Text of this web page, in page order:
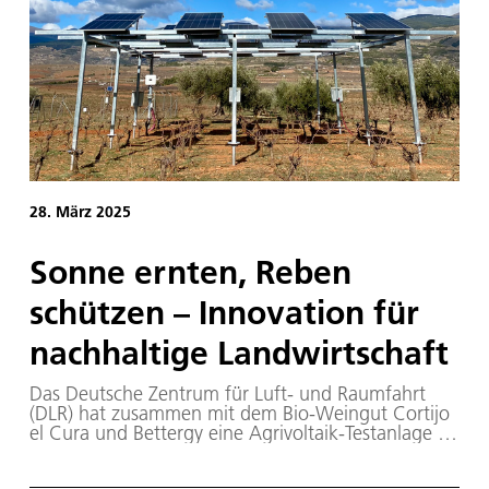
28. März 2025
Sonne ernten, Reben
schützen – Innovation für
nachhaltige Landwirtschaft
Das Deutsche Zentrum für Luft- und Raumfahrt
(DLR) hat zusammen mit dem Bio-Weingut Cortijo
el Cura und Bettergy eine Agrivoltaik-Testanlage in
einem biologischen Weinberg in Laujar,